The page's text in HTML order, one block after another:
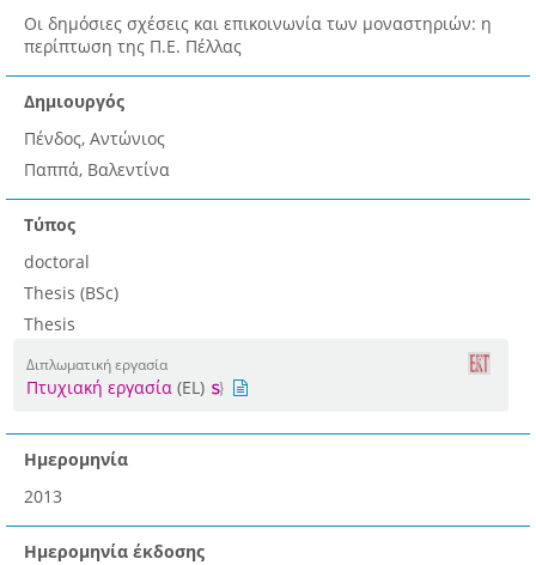
Οι δημόσιες σχέσεις και επικοινωνία των μοναστηριών: η
περίπτωση της Π.Ε. Πέλλας
Δημιουργός
Πένδος, Αντώνιος
Παππά, Βαλεντίνα
Τύπος
doctoral
Thesis (BSc)
Thesis
Διπλωματική εργασία
Πτυχιακή εργασία (EL)
Ημερομηνία
2013
Ημερομηνία έκδοσης